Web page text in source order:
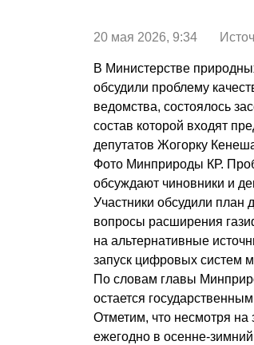
20 мая 2026, 9:34
В Министерстве
обсудили проблему
ведомства, состоялось
состав которой входят
депутатов Жогорку
Фото Минприроды КР.
обсуждают чиновники и
Участники обсудили план
вопросы расширения
на альтернативные
запуск цифровых систем
По словам главы
остается
Отметим, что несмотря на
ежегодно в осенне-